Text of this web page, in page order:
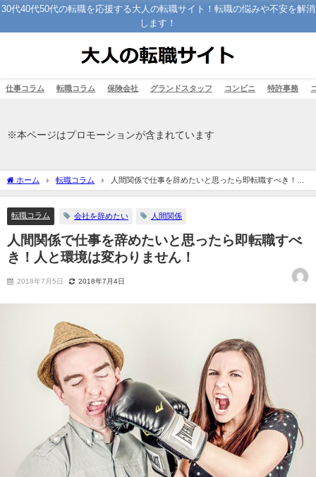
30代40代50代の転職を応援する大人の転職サイト！転職の悩みや不安を解消
します！
仕事コラム 転職コラム 保険会社 グランドスタッフ コンビニ 特許事務
※本ページはプロモーションが含まれています
ホーム 転職コラム
人間関係で仕事を辞めたいと思ったら即転職すべき！人
と環境は変わりません！
転職コラム 会社を辞めたい 人間関係
人間関係で仕事を辞めたいと思ったら即転職すべ
き！人と環境は変わりません！
2018年7月5日 2018年7月4日